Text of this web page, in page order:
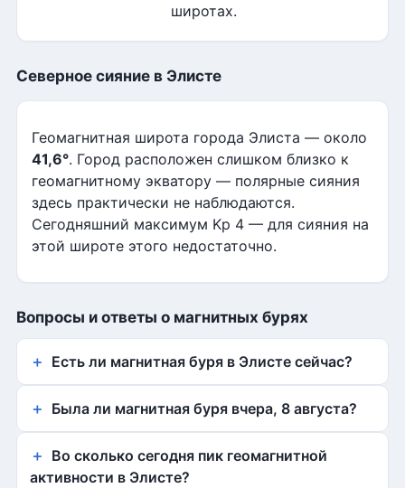
широтах.
Северное сияние в Элисте
Геомагнитная широта города Элиста — около
41,6°. Город расположен слишком близко к
геомагнитному экватору — полярные сияния
здесь практически не наблюдаются.
Сегодняшний максимум Kp 4 — для сияния на
этой широте этого недостаточно.
Вопросы и ответы о магнитных бурях
Есть ли магнитная буря в Элисте сейчас?
Была ли магнитная буря вчера, 8 августа?
Во сколько сегодня пик геомагнитной
активности в Элисте?